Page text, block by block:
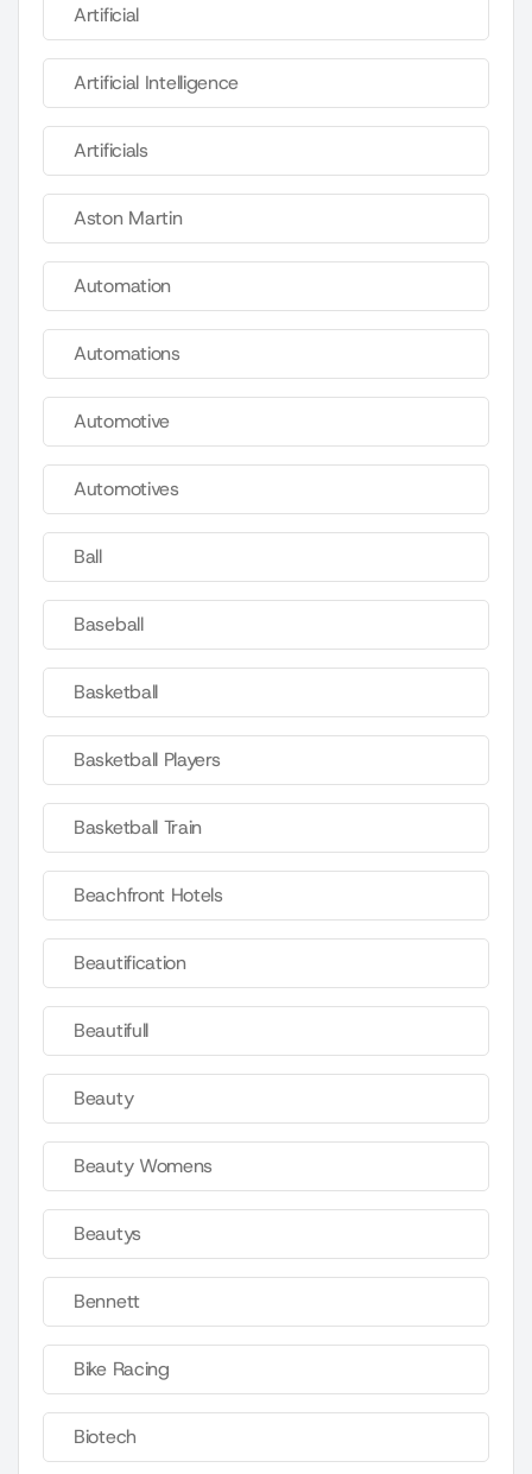
Artificial
Artificial Intelligence
Artificials
Aston Martin
Automation
Automations
Automotive
Automotives
Ball
Baseball
Basketball
Basketball Players
Basketball Train
Beachfront Hotels
Beautification
Beautifull
Beauty
Beauty Womens
Beautys
Bennett
Bike Racing
Biotech